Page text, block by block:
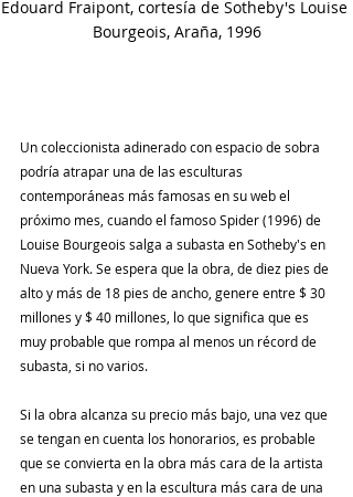
Edouard Fraipont, cortesía de Sotheby's Louise
Bourgeois, Araña, 1996
Un coleccionista adinerado con espacio de sobra
podría atrapar una de las esculturas
contemporáneas más famosas en su web el
próximo mes, cuando el famoso Spider (1996) de
Louise Bourgeois salga a subasta en Sotheby's en
Nueva York. Se espera que la obra, de diez pies de
alto y más de 18 pies de ancho, genere entre $ 30
millones y $ 40 millones, lo que significa que es
muy probable que rompa al menos un récord de
subasta, si no varios.
Si la obra alcanza su precio más bajo, una vez que
se tengan en cuenta los honorarios, es probable
que se convierta en la obra más cara de la artista
en una subasta y en la escultura más cara de una